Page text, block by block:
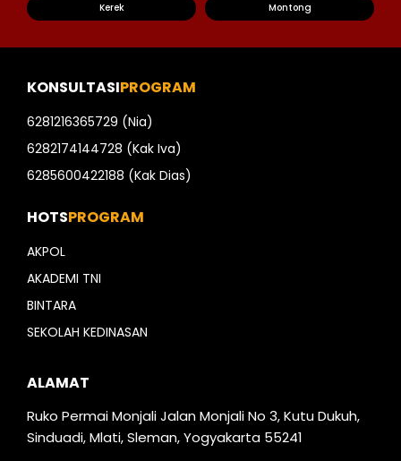
Kerek Montong
KONSULTASIPROGRAM
6281216365729 (Nia)
6282174144728 (Kak Iva)
6285600422188 (Kak Dias)
HOTSPROGRAM
AKPOL
AKADEMI TNI
BINTARA
SEKOLAH KEDINASAN
ALAMAT
Ruko Permai Monjali Jalan Monjali No 3, Kutu Dukuh,
Sinduadi, Mlati, Sleman, Yogyakarta 55241